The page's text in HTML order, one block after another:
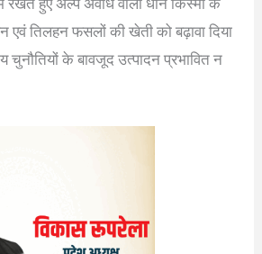
तिलहन फसलों की खेती को बढ़ावा दिया
चुनौतियों के बावजूद उत्पादन प्रभावित न